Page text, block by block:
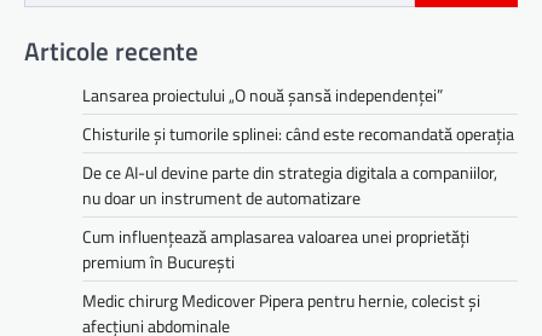
Articole recente
Lansarea proiectului „O nouă șansă independenței”
Chisturile și tumorile splinei: când este recomandată operația
De ce AI-ul devine parte din strategia digitala a companiilor,
nu doar un instrument de automatizare
Cum influențează amplasarea valoarea unei proprietăți
premium în București
Medic chirurg Medicover Pipera pentru hernie, colecist și
afecțiuni abdominale